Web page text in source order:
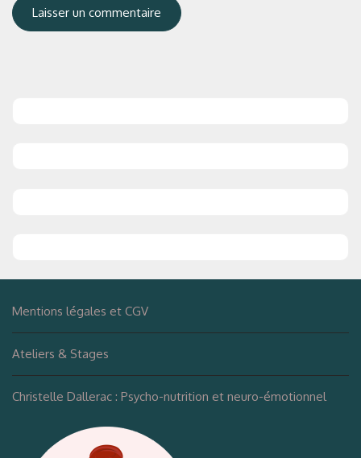
Mentions légales et CGV
Ateliers & Stages
Christelle Dallerac : Psycho-nutrition et neuro-émotionnel